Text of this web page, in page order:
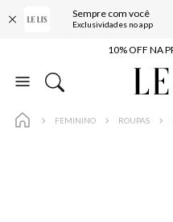
Sempre com você
Exclusividades no app
10% OFF NA
COMPRE
FEMININO ROUPAS